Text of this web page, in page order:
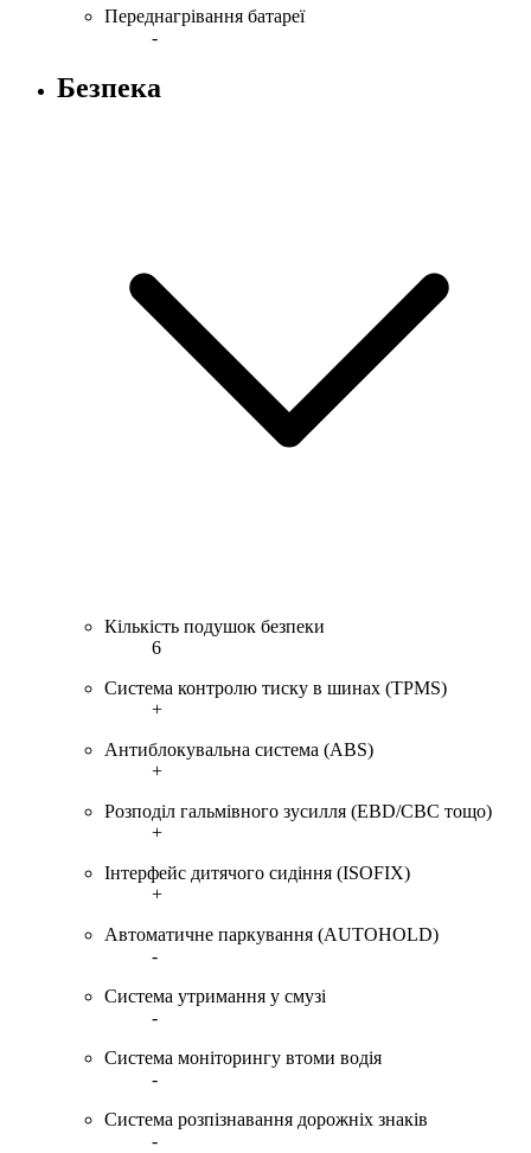
Переднагрівання батареї
-
Безпека
Кількість подушок безпеки
6
Система контролю тиску в шинах (TPMS)
+
Антиблокувальна система (ABS)
+
Розподіл гальмівного зусилля (EBD/CBC тощо)
+
Інтерфейс дитячого сидіння (ISOFIX)
+
Автоматичне паркування (AUTOHOLD)
-
Система утримання у смузі
-
Система моніторингу втоми водія
-
Система розпізнавання дорожніх знаків
-